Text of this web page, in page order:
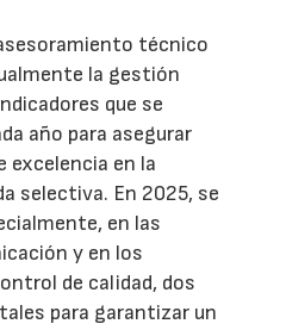
técnico
la gestión
que se
año para asegurar
excelencia en la
selectiva. En 2025, se
en las
y en los
de calidad, dos
para garantizar un